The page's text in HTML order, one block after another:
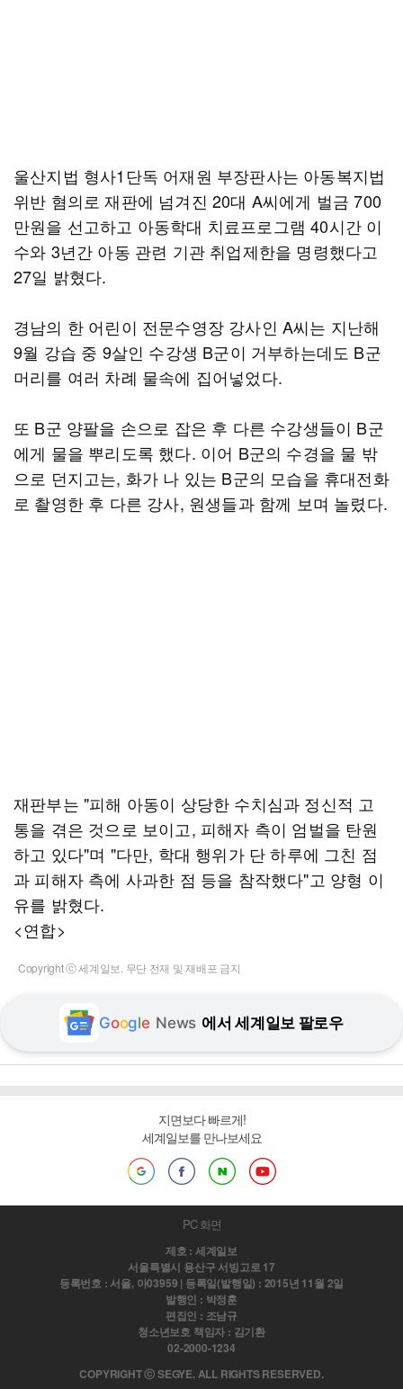
울산지법 형사1단독 어재원 부장판사는 아동복지법
위반 혐의로 재판에 넘겨진 20대 A씨에게 벌금 700
만원을 선고하고 아동학대 치료프로그램 40시간 이
수와 3년간 아동 관련 기관 취업제한을 명령했다고
27일 밝혔다.
경남의 한 어린이 전문수영장 강사인 A씨는 지난해
9월 강습 중 9살인 수강생 B군이 거부하는데도 B군
머리를 여러 차례 물속에 집어넣었다.
또 B군 양팔을 손으로 잡은 후 다른 수강생들이 B군
에게 물을 뿌리도록 했다. 이어 B군의 수경을 물 밖
으로 던지고는, 화가 나 있는 B군의 모습을 휴대전화
로 촬영한 후 다른 강사, 원생들과 함께 보며 놀렸다.
재판부는 "피해 아동이 상당한 수치심과 정신적 고
통을 겪은 것으로 보이고, 피해자 측이 엄벌을 탄원
하고 있다"며 "다만, 학대 행위가 단 하루에 그친 점
과 피해자 측에 사과한 점 등을 참작했다"고 양형 이
유를 밝혔다.
<연합>
Copyright ⓒ 세계일보. 무단 전재 및 재배포 금지
Google News 에서 세계일보 팔로우
지면보다 빠르게!
세계일보를 만나보세요
PC 화면
제호 : 세계일보
서울특별시 용산구 서빙고로 17
등록번호 : 서울, 아03959 | 등록일(발행일) : 2015년 11월 2일
발행인 : 박정훈
편집인 : 조남규
청소년보호 책임자 : 김기환
02-2000-1234
COPYRIGHT ⓒ SEGYE. ALL RIGHTS RESERVED.